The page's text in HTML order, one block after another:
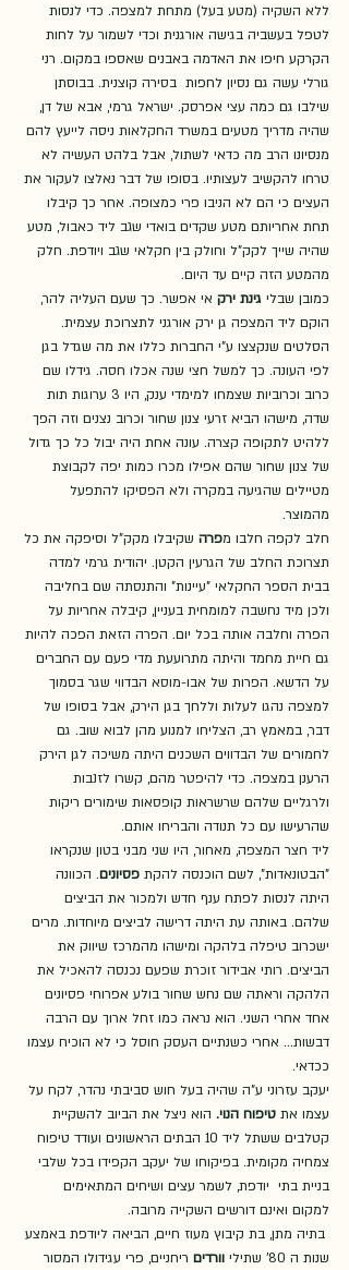
ללא השקיה (מטע בעל) מתחת למצפה. כדי לנסות
לטפל בעשביה בגישה אורגנית וכדי לשמור על לחות
הקרקע חיפו את האדמה באבנים שאספו במקום. רני
גורלי עשה גם נסיון לחפות  בסירה קוצנית. בבוסתן
שילבו גם כמה עצי אפרסק. ישראל גרמי, אבא של דן,
שהיה מדריך מטעים במשרד החקלאות ניסה לייעץ להם
מנסיונו הרב מה כדאי לשתול, אבל בלהט העשיה לא
טרחו להקשיב לעצותיו. בסופו של דבר נאלצו לעקור את
העצים כי הם לא הניבו פרי כמצופה. אחר כך קיבלו
תחת אחריותם מטע שקדים בואדי שגב ליד כאבול, מטע
שהיה שייך לקק"ל וחולק בין חקלאי שגב ויודפת. חלק
מהמטע הזה קיים עד היום.
כמובן שבלי גינת ירק אי אפשר. כך שעם העליה להר,
הוקם ליד המצפה גן ירק אורגני לתצרוכת עצמית.
הסלטים שנקצצו ע"י החברות כללו את מה שגדל בגן
לפי העונה. כך למשל חצי שנה אכלו חסה. גידלו שם
כרוב וכרוביות שצמחו למימדי ענק, היו 3 ערוגות תות
שדה, מישהו הביא זרעי צנון שחור וכרוב נצנים וזה הפך
ללהיט לתקופה קצרה. עונה אחת היה יבול כל כך גדול
של צנון שחור שהם אפילו מכרו כמות יפה לקבוצת
מטיילים שהגיעה במקרה ולא הפסיקו להתפעל
מהמוצר.
חלב לקפה חלבו מפרה שקיבלו מקק"ל וסיפקה את כל
תצרוכת החלב של הגרעין הקטן. יהודית גרמי למדה
בבית הספר החקלאי "עיינות" והתנסתה שם בחליבה
ולכן מיד נחשבה למומחית בעניין, קיבלה אחריות על
הפרה וחלבה אותה בכל יום. הפרה הזאת הפכה להיות
גם חיית מחמד והיתה מתרועעת מדי פעם עם החברים
על הדשא. הפרות של אבו-מוסא הבדווי שגר בסמוך
למצפה נהגו לעלות וללחך בגן הירק, אבל בסופו של
דבר, במאמץ רב, הצליחו למנוע מהן לבוא שוב. גם
לחמורים של הבדווים השכנים היתה משיכה לגן הירק
הרענן במצפה. כדי להיפטר מהם, קשרו לזנבות
ולרגליים שלהם שרשראות קופסאות שימורים ריקות
שהרעישו עם כל תנודה והבריחו אותם.
ליד חצר המצפה, מאחור, היו שני מבני בטון שנקראו
"הבטונאדות", לשם הוכנסה להקת פסיונים. הכוונה
היתה לנסות לפתח ענף חדש ולמכור את הביצים
שלהם. באותה עת היתה דרישה לביצים מיוחדות. מרים
ישכרוב טיפלה בלהקה ומישהו מהמרכז שיווק את
הביצים. רותי אבידור זוכרת שפעם נכנסה להאכיל את
הלהקה וראתה שם נחש שחור בולע אפרוחי פסיונים
אחד אחרי השני. הוא נראה כמו זחל ארוך עם הרבה
דבשות... אחרי כשנתיים העסק חוסל כי לא הוכיח עצמו
ככדאי.
יעקב עזרוני ע"ה שהיה בעל חוש סביבתי נהדר, לקח על
עצמו את טיפוח הנוי. הוא ניצל את הביוב להשקיית
קטלבים ששתל ליד 10 הבתים הראשונים ועודד טיפוח
צמחיה מקומית. בפיקוחו של יעקב הקפידו בכל שלבי
בניית בתי  יודפת, לשמר עצים ושיחים המתאימים
למקום ואינם דורשים השקייה מרובה.
בתיה מתן, בת קיבוץ מעוז חיים, הביאה ליודפת באמצע
שנות ה 80' שתילי
וורדים ריחניים, פרי עגידולו המסור